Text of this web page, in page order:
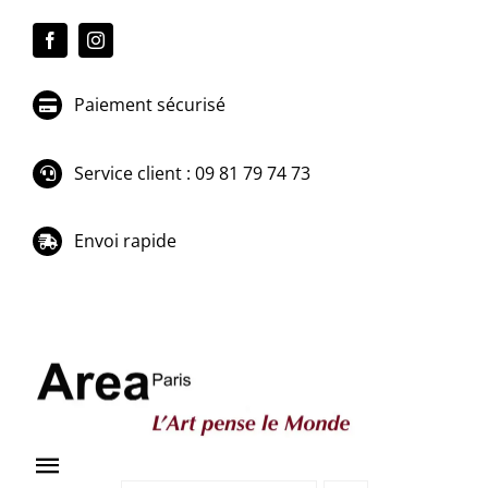
Paiement sécurisé
Service client : 09 81 79 74 73
Envoi rapide